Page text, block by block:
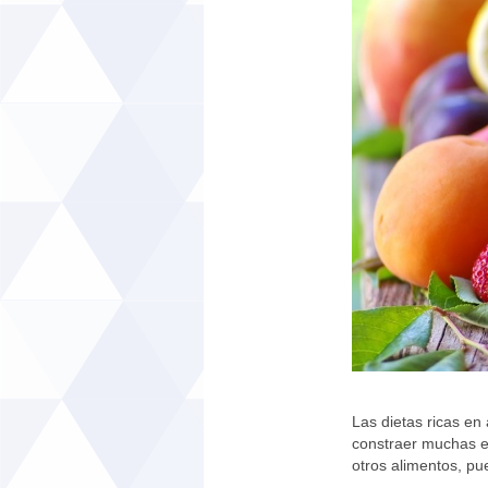
Las dietas ricas
constraer muchas
otros alimentos,